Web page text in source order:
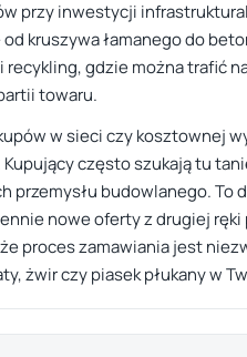
przy inwestycji
kruszywa łamanego do
recykling, gdzie można trafić
towaru.
w sieci czy kosztownej
często szukają tu
przemysłu budowlanego.
nowe oferty z drugiej
proces zamawiania jest
żwir czy piasek płukany w